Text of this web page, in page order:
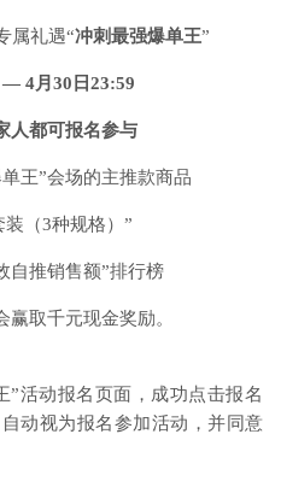
属礼遇“冲刺最强爆单王”
— 4月30日23:59
人都可报名参与
王”会场的主推款商品
（3种规格）”
自推销售额”排行榜
取千元现金奖励。
”活动报名页面，成功点击报名
动视为报名参加活动，并同意